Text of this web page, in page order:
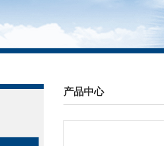
产品中心
/ PRODUCTS CENTER